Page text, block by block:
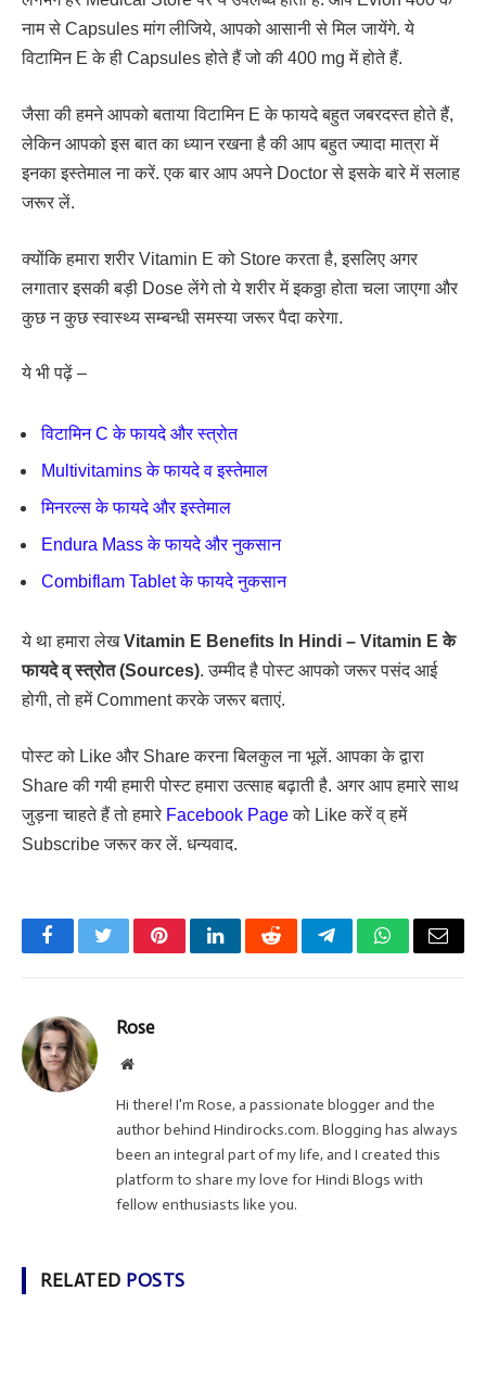
नाम से Capsules मांग लीजिये, आपको आसानी से मिल जायेंगे. ये
विटामिन E के ही Capsules होते हैं जो की 400 mg में होते हैं.
जैसा की हमने आपको बताया विटामिन E के फायदे बहुत जबरदस्त होते हैं,
लेकिन आपको इस बात का ध्यान रखना है की आप बहुत ज्यादा मात्रा में
इनका इस्तेमाल ना करें. एक बार आप अपने Doctor से इसके बारे में सलाह
जरूर लें.
क्योंकि हमारा शरीर Vitamin E को Store करता है, इसलिए अगर
लगातार इसकी बड़ी Dose लेंगे तो ये शरीर में इकठ्ठा होता चला जाएगा और
कुछ न कुछ स्वास्थ्य सम्बन्धी समस्या जरूर पैदा करेगा.
ये भी पढ़ें –
विटामिन C के फायदे और स्त्रोत
Multivitamins के फायदे व इस्तेमाल
मिनरल्स के फायदे और इस्तेमाल
Endura Mass के फायदे और नुकसान
Combiflam Tablet के फायदे नुकसान
ये था हमारा लेखVitamin E Benefits In Hindi – Vitamin E के
फायदे व् स्त्रोत (Sources). उम्मीद है पोस्ट आपको जरूर पसंद आई
होगी, तो हमें Comment करके जरूर बताएं.
पोस्ट को Like और Share करना बिलकुल ना भूलें. आपका के द्वारा
Share की गयी हमारी पोस्ट हमारा उत्साह बढ़ाती है. अगर आप हमारे साथ
जुड़ना चाहते हैं तो हमारे Facebook Pageको Like करें व् हमें
Subscribe जरूर कर लें. धन्यवाद.
FacebookTwitterPinterestLinkedInRedditTelegramWhatsApp
Email
Rose
Website
Hi there! I'm Rose, a passionate blogger and the
author behind Hindirocks.com. Blogging has always
been an integral part of my life, and I created this
platform to share my love for Hindi Blogs with
fellow enthusiasts like you.
RELATED POSTS